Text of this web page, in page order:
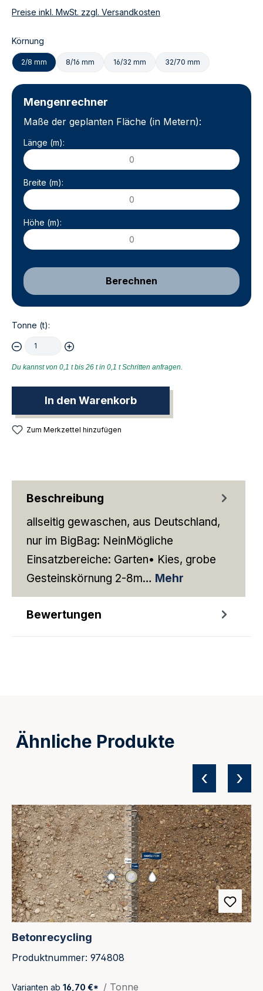
Preise inkl. MwSt. zzgl. Versandkosten
Körnung
2/8 mm 8/16 mm 16/32 mm 32/70 mm
Mengenrechner
Maße der geplanten Fläche (in Metern):
Länge (m):
Breite (m):
Höhe (m):
Berechnen
Tonne (t):
Du kannst von 0,1 t bis 26 t in 0,1 t Schritten anfragen.
In den Warenkorb
Zum Merkzettel hinzufügen
Beschreibung
allseitig gewaschen, aus Deutschland,
nur im BigBag: NeinMögliche
Einsatzbereiche: Garten• Kies, grobe
Gesteinskörnung 2-8m… Mehr
Bewertungen
Ähnliche Produkte
Produktgalerie überspringen
Betonrecycling
Produktnummer: 974808
Varianten ab 16,70 €* / Tonne
‹ ›